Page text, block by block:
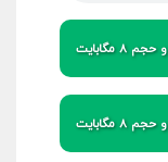
و حجم 8 مگابایت
و حجم 8 مگابایت